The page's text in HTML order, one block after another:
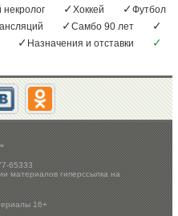
Хоккей
Футбол
Самбо 90 лет
Назначения и отставки
65333
материалов гиперссылка на
16+